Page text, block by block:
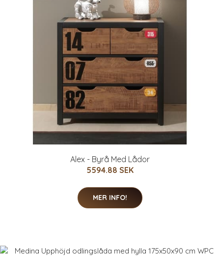
Alex - Byrå Med Lådor
5594.88 SEK
MER INFO!